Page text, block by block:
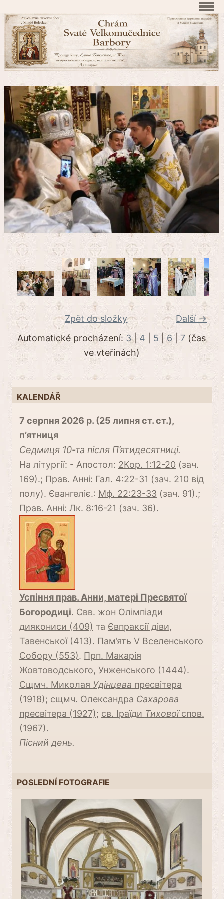
Další →
Zpět do složky
Automatické procházení: 3| 4 5 |6 |7 (čas
ve vteřinách)
KALENDÁŘ
7 серпня 2026 р. (25 липня ст. ст.),
п’ятниця
Cедмиця 10-та після П’ятидесятниці.
На літургії: - Апостол: 2Кор. 1:12-20 (зач.
169).; Прав. Анні: Гал. 4:22-31 (зач. 210 від
полу). Євангеліє.: Мф. 22:23-33 (зач. 91).;
Прав. Анні: Лк. 8:16-21 (зач. 36).
Успіння прав. Анни, матері Пресвятої
Богородиці. Свв. жон Олімпіади
диякониси (409) та Євпраксії діви,
Тавенської (413). Пам’ять V Вселенського
Собору (553). Прп. Макарія
Жовтоводського, Унженського (1444).
Сщмч. Миколая Удінцева пресвітера
(1918); сщмч. Олександра Сaхарова
пресвітера (1927); св. Іраїди Тиховоїспов.
(1967).
Пісний день.
POSLEDNÍ FOTOGRAFIE